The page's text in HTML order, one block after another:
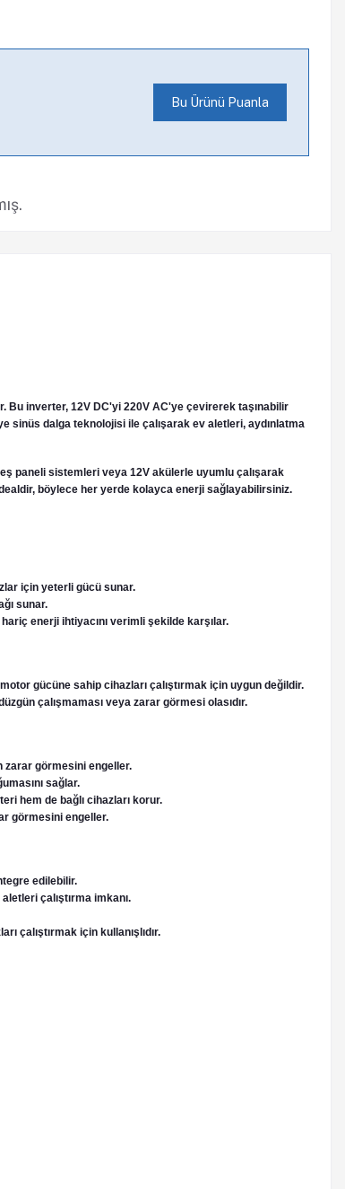
Bu Ürünü Puanla
inverter, 12V DC'yi 220V AC'ye çevirerek taşınabilir
sinüs dalga teknolojisi ile çalışarak ev aletleri, aydınlatma
paneli sistemleri veya 12V akülerle uyumlu çalışarak
böylece her yerde kolayca enerji sağlayabilirsiniz.
için yeterli gücü sunar.
sunar.
enerji ihtiyacını verimli şekilde karşılar.
gücüne sahip cihazları çalıştırmak için uygun değildir.
çalışmaması veya zarar görmesi olasıdır.
zarar görmesini engeller.
sağlar.
hem de bağlı cihazları korur.
görmesini engeller.
edilebilir.
çalıştırma imkanı.
çalıştırmak için kullanışlıdır.